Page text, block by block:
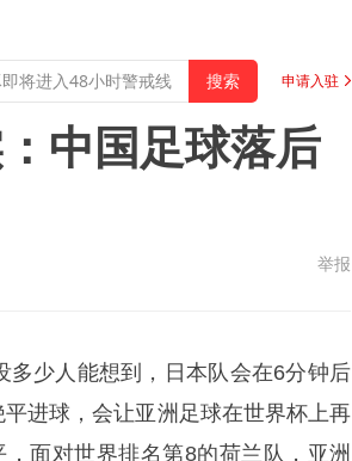
申请入驻
中国足球落后
举报
多少人能想到，日本队会在6分钟后
进球，会让亚洲足球在世界杯上再
面对世界排名第8的荷兰队，亚洲